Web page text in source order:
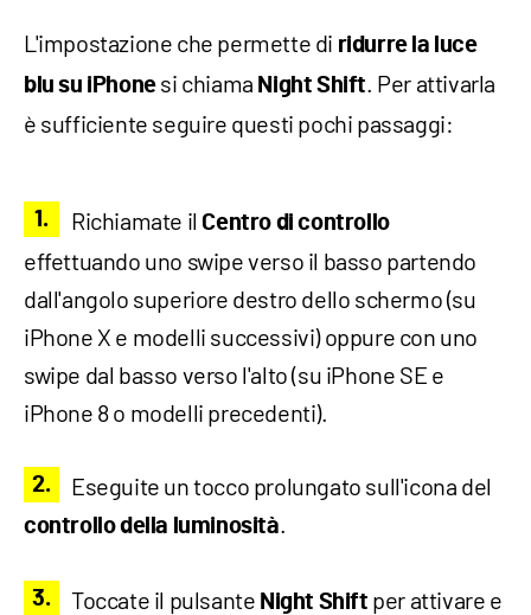
L'impostazione che permette di ridurre la luce
blu su iPhonesi chiama Night Shift. Per attivarla
è sufficiente seguire questi pochi passaggi:
Richiamate il Centro di controllo
effettuando uno swipe verso il basso partendo
dall'angolo superiore destro dello schermo (su
iPhone X e modelli successivi) oppure con uno
swipe dal basso verso l'alto (su iPhone SE e
iPhone 8 o modelli precedenti).
Eseguite un tocco prolungato sull'icona del
controllo della luminosità.
Toccate il pulsante Night Shift per attivare e